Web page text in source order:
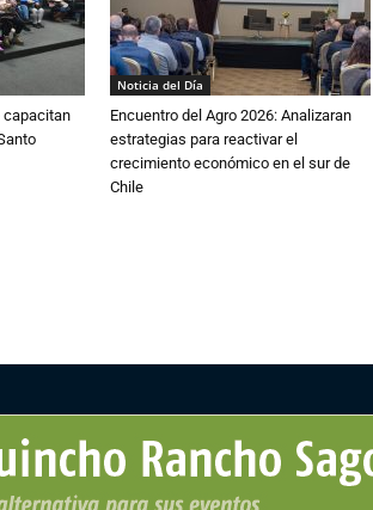
capacitan
Noticia del Día
Encuentro del Agro 2026: Analizaran
estrategias para reactivar el
crecimiento económico en el sur de
Chile